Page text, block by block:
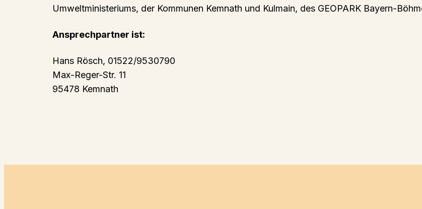
Umweltministeriums, der Kommunen Kemnath und Kulmain, des GEOPARK Bayern-
Ansprechpartner ist:
Hans Rösch, 01522/9530790
Max-Reger-Str. 11
95478 Kemnath